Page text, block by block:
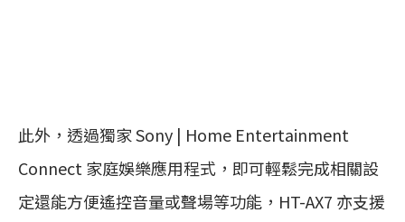
此外，透過獨家 Sony | Home Entertainment
Connect 家庭娛樂應用程式，即可輕鬆完成相關設
定還能方便遙控音量或聲場等功能，HT-AX7 亦支援